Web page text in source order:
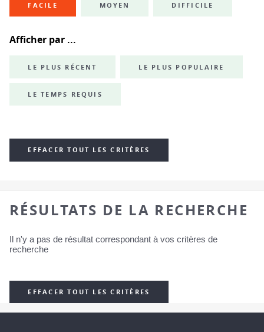
FACILE MOYEN DIFFICILE
Afficher par ...
LE PLUS RÉCENT LE PLUS POPULAIRE
LE TEMPS REQUIS
EFFACER TOUT LES CRITÈRES
RÉSULTATS DE LA RECHERCHE
Il n'y a pas de résultat correspondant à vos critères de
recherche
EFFACER TOUT LES CRITÈRES